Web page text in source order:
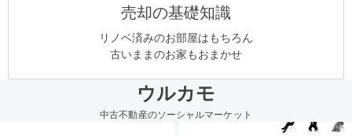
売却の基礎知識
リノベ済みのお部屋はもちろん
古いままのお家もおまかせ
ウルカモ
中古不動産のソーシャルマーケット